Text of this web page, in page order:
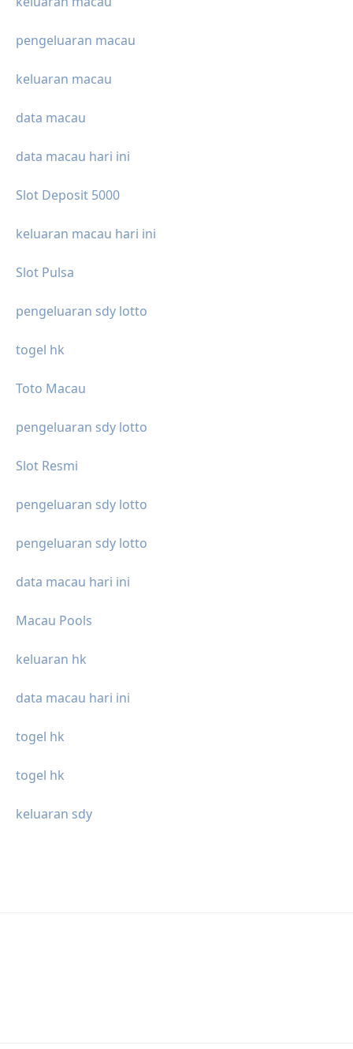
pengeluaran macau
keluaran macau
data macau
data macau hari ini
Slot Deposit 5000
keluaran macau hari ini
Slot Pulsa
pengeluaran sdy lotto
togel hk
Toto Macau
pengeluaran sdy lotto
Slot Resmi
pengeluaran sdy lotto
pengeluaran sdy lotto
data macau hari ini
Macau Pools
keluaran hk
data macau hari ini
togel hk
togel hk
keluaran sdy